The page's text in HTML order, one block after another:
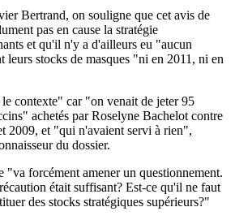
Bertrand, on souligne que cet avis de
pas en cause la stratégie
et qu'il n'y a d'ailleurs eu "aucun
leurs stocks de masques "ni en 2011, ni en
contexte" car "on venait de jeter 95
achetés par Roselyne Bachelot contre
2009, et "qui n'avaient servi à rien",
du dossier.
"va forcément amener un questionnement.
était suffisant? Est-ce qu'il ne faut
des stocks stratégiques supérieurs?"